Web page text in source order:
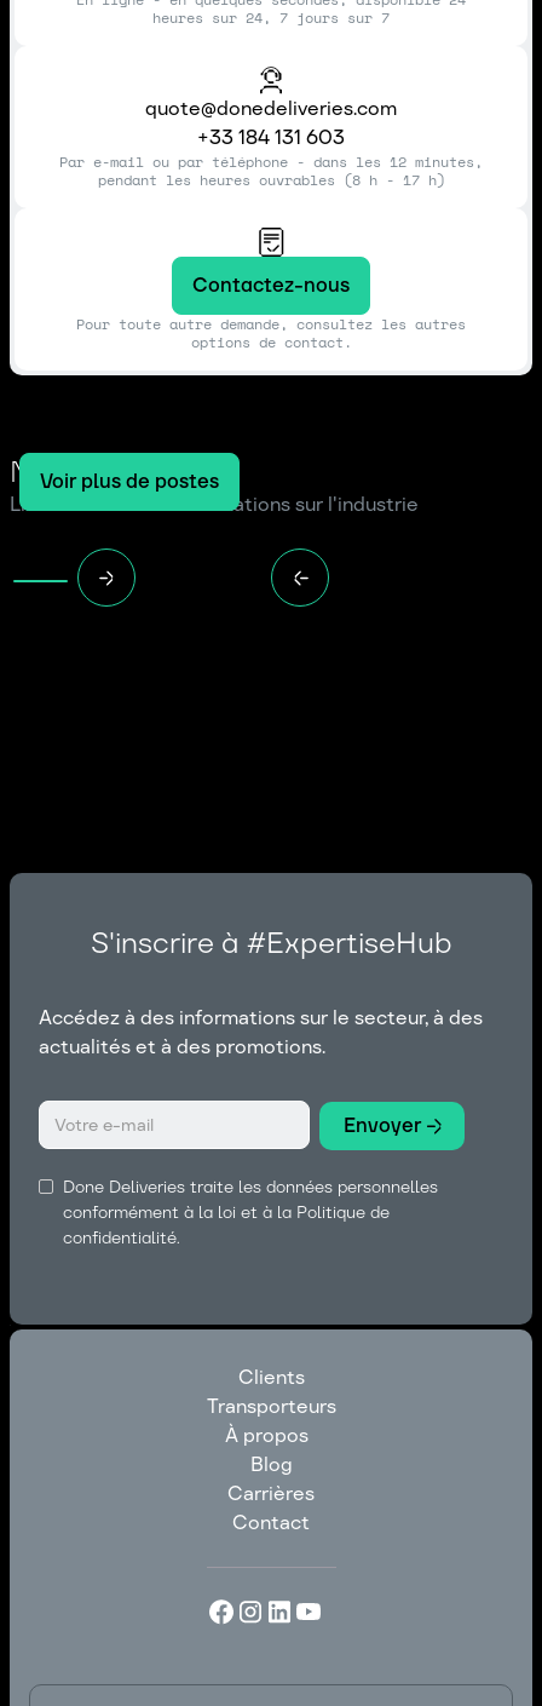
heures sur 24, 7 jours sur 7
quote@donedeliveries.com
+33 184 131 603
Par e-mail ou par téléphone - dans les 12 minutes,
pendant les heures ouvrables (8 h - 17 h)
Contactez-nous
Pour toute autre demande, consultez les autres
options de contact.
Notre blog
Lire les dernières informations sur l'industrie
Voir plus de postes
S'inscrire à #ExpertiseHub
Accédez à des informations sur le secteur, à des
actualités et à des promotions.
Done Deliveries traite les données personnelles
conformément à la loi et à la Politique de
confidentialité.
Clients
Clients
Transporteurs
Transporteurs
À propos
À propos
Blog
Blog
Carrières
Carrières
Contact